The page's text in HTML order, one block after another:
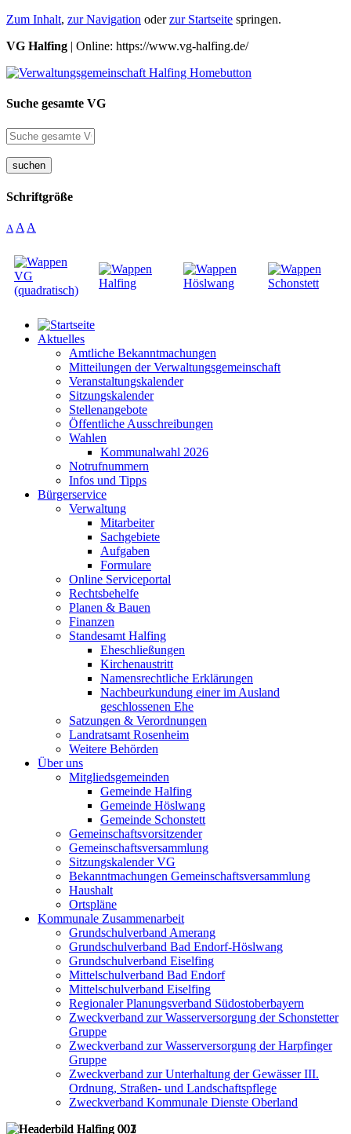
Zum Inhalt, zur Navigation oderzur Startseite springen.
VG Halfing | Online: https://www.vg-halfing.de/
Suche gesamte VG
suchen
Schriftgröße
A A A
Aktuelles
Amtliche Bekanntmachungen
Mitteilungen der Verwaltungsgemeinschaft
Veranstaltungskalender
Sitzungskalender
Stellenangebote
Öffentliche Ausschreibungen
Wahlen
Kommunalwahl 2026
Notrufnummern
Infos und Tipps
Bürgerservice
Verwaltung
Mitarbeiter
Sachgebiete
Aufgaben
Formulare
Online Serviceportal
Rechtsbehelfe
Planen & Bauen
Finanzen
Standesamt Halfing
Eheschließungen
Kirchenaustritt
Namensrechtliche Erklärungen
Nachbeurkundung einer im Ausland
geschlossenen Ehe
Satzungen & Verordnungen
Landratsamt Rosenheim
Weitere Behörden
Über uns
Mitgliedsgemeinden
Gemeinde Halfing
Gemeinde Höslwang
Gemeinde Schonstett
Gemeinschaftsvorsitzender
Gemeinschaftsversammlung
Sitzungskalender VG
Bekanntmachungen Gemeinschaftsversammlung
Haushalt
Ortspläne
Kommunale Zusammenarbeit
Grundschulverband Amerang
Grundschulverband Bad Endorf-Höslwang
Grundschulverband Eiselfing
Mittelschulverband Bad Endorf
Mittelschulverband Eiselfing
Regionaler Planungsverband Südostoberbayern
Zweckverband zur Wasserversorgung der Schonstetter
Gruppe
Zweckverband zur Wasserversorgung der Harpfinger
Gruppe
Zweckverband zur Unterhaltung der Gewässer III.
Ordnung, Straßen- und Landschaftspflege
Zweckverband Kommunale Dienste Oberland